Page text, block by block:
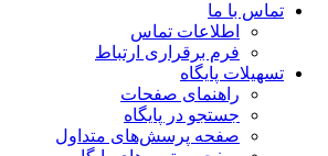
تماس با ما
اطلاعات تماس
فرم برقراری ارتباط
تسهیلات پایگاه
راهنمای صفحات
جستجو در پایگاه
صفحه پرسش‌های متداول